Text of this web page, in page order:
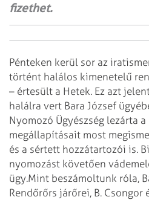
fizethet.
Pénteken kerül sor az
történt halálos kimenetelű
– értesült a Hetek. Ez azt
halálra vert Bara József
Nyomozó Ügyészség lezárta
megállapításait most
és a sértett hozzátartozói is.
nyomozást követően
ügy.Mint beszámoltunk róla,
Rendőrőrs járőrei, B. Csongor